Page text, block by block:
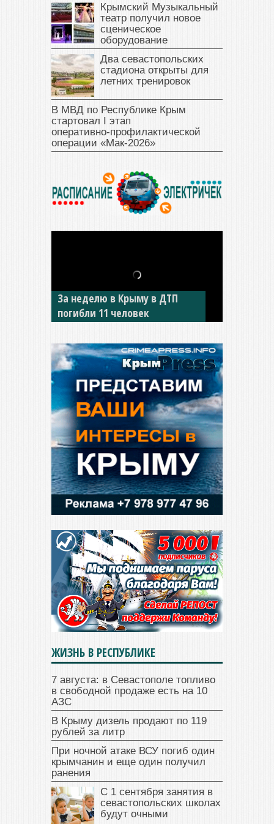
Крымский Музыкальный
театр получил новое
сценическое
оборудование
Два севастопольских
стадиона открыты для
летних тренировок
В МВД по Республике Крым
стартовал I этап
оперативно‑профилактической
операции «Мак‑2026»
За неделю в Крыму в ДТП
погибли 11 человек
ЖИЗНЬ В РЕСПУБЛИКЕ
7 августа: в Севастополе топливо
в свободной продаже есть на 10
АЗС
В Крыму дизель продают по 119
рублей за литр
При ночной атаке ВСУ погиб один
крымчанин и еще один получил
ранения
С 1 сентября занятия в
севастопольских школах
будут очными